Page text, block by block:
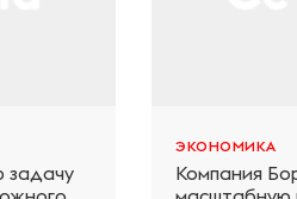
задачу
ЭКОНОМИКА
Компания